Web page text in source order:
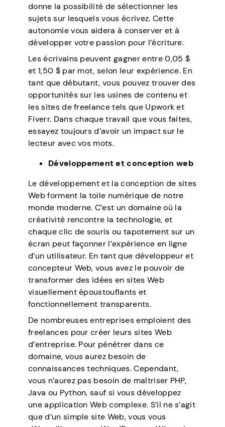
donne la possibilité de sélectionner les
sujets sur lesquels vous écrivez. Cette
autonomie vous aidera à conserver et à
développer votre passion pour l’écriture.
Les écrivains peuvent gagner entre 0,05 $
et 1,50 $ par mot, selon leur expérience. En
tant que débutant, vous pouvez trouver des
opportunités sur les usines de contenu et
les sites de freelance tels que Upwork et
Fiverr. Dans chaque travail que vous faites,
essayez toujours d’avoir un impact sur le
lecteur avec vos mots.
Développement et conception web
Le développement et la conception de sites
Web forment la toile numérique de notre
monde moderne. C’est un domaine où la
créativité rencontre la technologie, et
chaque clic de souris ou tapotement sur un
écran peut façonner l’expérience en ligne
d’un utilisateur. En tant que développeur et
concepteur Web, vous avez le pouvoir de
transformer des idées en sites Web
visuellement époustouflants et
fonctionnellement transparents.
De nombreuses entreprises emploient des
freelances pour créer leurs sites Web
d’entreprise. Pour pénétrer dans ce
domaine, vous aurez besoin de
connaissances techniques. Cependant,
vous n’aurez pas besoin de maîtriser PHP,
Java ou Python, sauf si vous développez
une application Web complexe. S’il ne s’agit
que d’un simple site Web, vous vous